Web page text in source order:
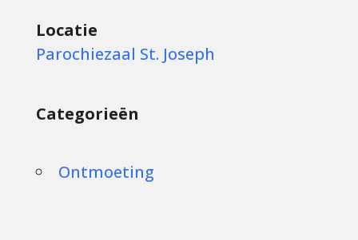
Locatie
Parochiezaal St. Joseph
Categorieën
Ontmoeting